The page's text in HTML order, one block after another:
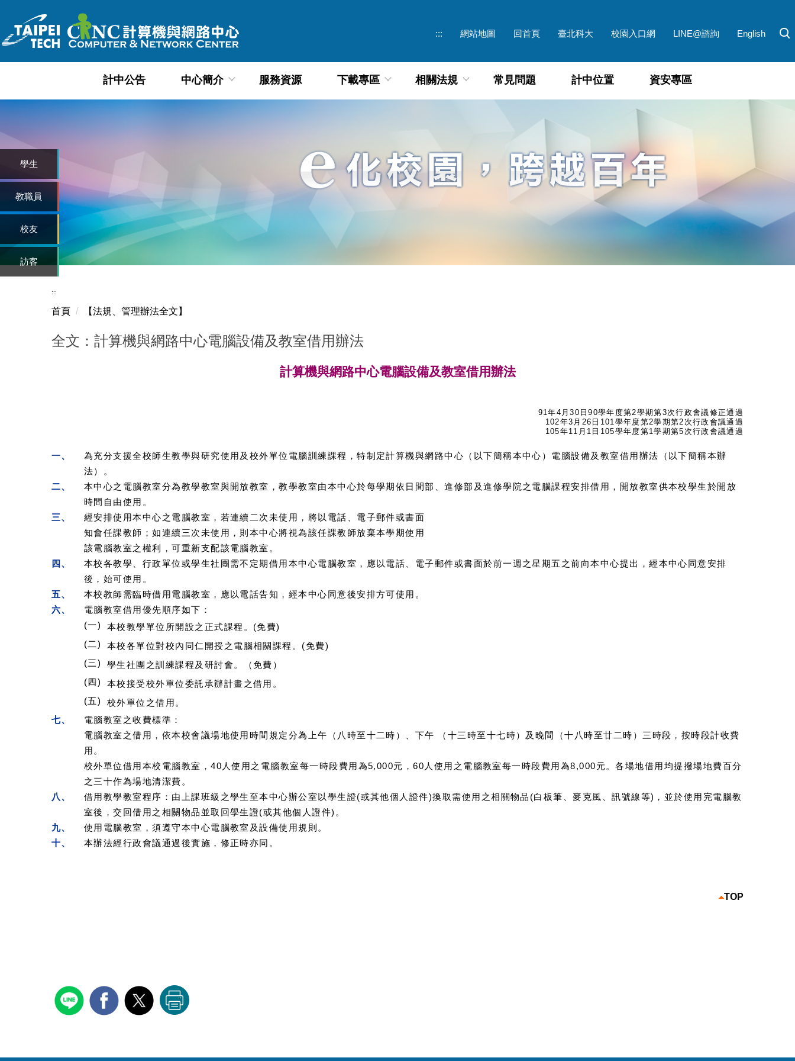
到
主
::: 網站地圖 回首頁 臺北科大 校園入口網 LINE@諮詢 English
計中公告 中心簡介 服務資源 下載專區 相關法規 常見問題 計中位置 資安專區
學生
教職員
校友
訪客
:::
首頁 【法規、管理辦法全文】
全文：計算機與網路中心電腦設備及教室借用辦法
計算機與網路中心電腦設備及教室借用辦法
91年4月30日90學年度第2學期第3次行政會議修正通過
102年3月26日101學年度第2學期第2次行政會議通過
105年11月1日105學年度第1學期第5次行政會議通過
一、
為充分支援全校師生教學與研究使用及校外單位電腦訓練課程，特制定計算機與網路中心（以下簡稱本中心）電腦設備及教室借用辦法（以下簡稱本辦
法）。
二、
本中心之電腦教室分為教學教室與開放教室，教學教室由本中心於每學期依日間部、進修部及進修學院之電腦課程安排借用，開放教室供本校學生於開放
時間自由使用。
三、
經安排使用本中心之電腦教室，若連續二次未使用，將以電話、電子郵件或書面
知會任課教師；如連續三次未使用，則本中心將視為該任課教師放棄本學期使用
該電腦教室之權利，可重新支配該電腦教室。
四、
本校各教學、行政單位或學生社團需不定期借用本中心電腦教室，應以電話、電子郵件或書面於前一週之星期五之前向本中心提出，經本中心同意安排
後，始可使用。
五、
本校教師需臨時借用電腦教室，應以電話告知，經本中心同意後安排方可使用。
六、
電腦教室借用優先順序如下：
(一)
本校教學單位所開設之正式課程。(免費)
(二)
本校各單位對校內同仁開授之電腦相關課程。(免費)
(三)
學生社團之訓練課程及研討會。（免費）
(四)
本校接受校外單位委託承辦計畫之借用。
(五)
校外單位之借用。
七、
電腦教室之收費標準：
電腦教室之借用，依本校會議場地使用時間規定分為上午（八時至十二時）、下午 （十三時至十七時）及晚間（十八時至廿二時）三時段，按時段計收費
用。
校外單位借用本校電腦教室，40人使用之電腦教室每一時段費用為5,000元，60人使用之電腦教室每一時段費用為8,000元。各場地借用均提撥場地費百分
之三十作為場地清潔費。
八、
借用教學教室程序：由上課班級之學生至本中心辦公室以學生證(或其他個人證件)換取需使用之相關物品(白板筆、麥克風、訊號線等)，並於使用完電腦教
室後，交回借用之相關物品並取回學生證(或其他個人證件)。
九、
使用電腦教室，須遵守本中心電腦教室及設備使用規則。
十、
本辦法經行政會議通過後實施，修正時亦同。
TOP